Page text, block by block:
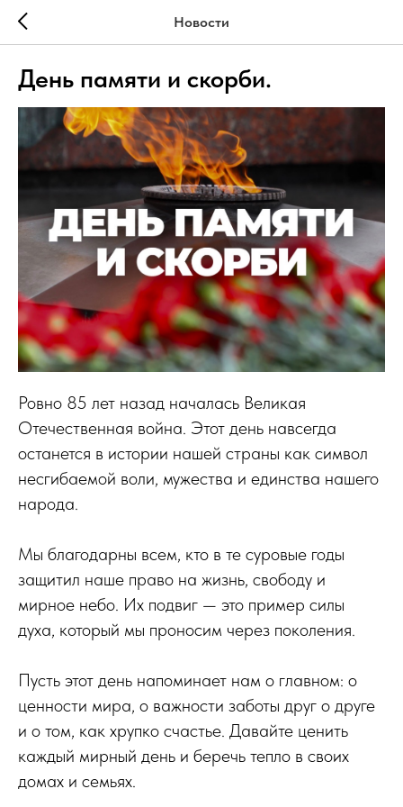
Новости
День памяти и скорби.
Ровно 85 лет назад началась Великая
Отечественная война. Этот день навсегда
останется в истории нашей страны как символ
несгибаемой воли, мужества и единства нашего
народа.
Мы благодарны всем, кто в те суровые годы
защитил наше право на жизнь, свободу и
мирное небо. Их подвиг — это пример силы
духа, который мы проносим через поколения.
Пусть этот день напоминает нам о главном: о
ценности мира, о важности заботы друг о друге
и о том, как хрупко счастье. Давайте ценить
каждый мирный день и беречь тепло в своих
домах и семьях.